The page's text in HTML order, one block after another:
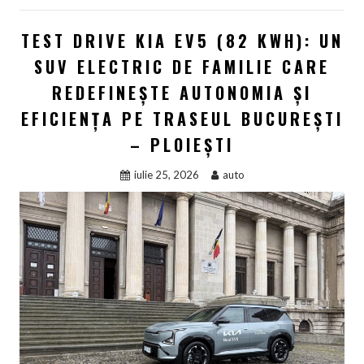
TEST DRIVE KIA EV5 (82 KWH): UN
SUV ELECTRIC DE FAMILIE CARE
REDEFINEȘTE AUTONOMIA ȘI
EFICIENȚA PE TRASEUL BUCUREȘTI
– PLOIEȘTI
iulie 25, 2026 auto